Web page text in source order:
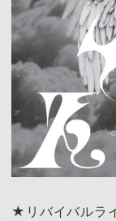
★リバイバルラ